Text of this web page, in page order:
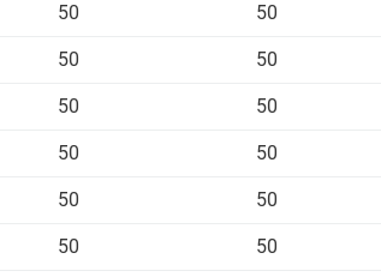
50 50
50 50
50 50
50 50
50 50
50 50